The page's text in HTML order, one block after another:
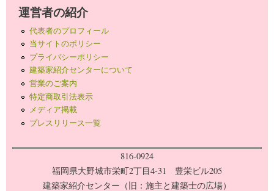
運営者の紹介
代表者のプロフィール
当サイトのポリシー
プライバシーポリシー
建築家紹介センターについて
営業のご案内
特定商取引法表示
メディア掲載
プレスリリース一覧
816-0924
福岡県大野城市栄町2丁目4-31 豊栄ビル205
建築家紹介センター（旧：施主と建築士の広場）